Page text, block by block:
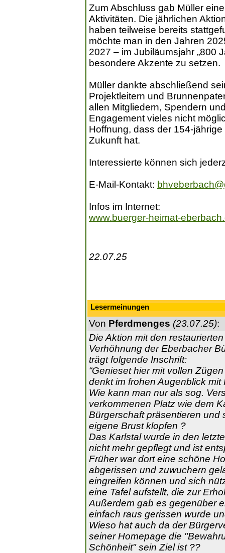
Zum Abschluss gab Müller
Aktivitäten. Die jährlichen
haben teilweise bereits
möchte man in den Jahren
2027 – im Jubiläumsjahr „800
besondere Akzente zu setzen.
Müller dankte abschließend
Projektleitern und
allen Mitgliedern, Spendern
Engagement vieles nicht
Hoffnung, dass der 154-
Zukunft hat.
Interessierte können sich
E-Mail-Kontakt:
Infos im Internet:
www.buerger-heimat-
22.07.25
Lesermeinungen
Von Pferdmenges (23.07.25):
Die Aktion mit den
Verhöhnung der Eberbacher
trägt folgende Inschrift:
“Genieset hier mit vollen
denkt im frohen Augenblick
Wie kann man nur als sog.
verkommenen Platz wie dem
Bürgerschaft präsentieren und
eigene Brust klopfen ?
Das Karlstal wurde in den
nicht mehr gepflegt und ist
Früher war dort eine schöne
abgerissen und zuwuchern
eingreifen können und sich
eine Tafel aufstellt, die zur
Außerdem gab es gegenüber
einfach raus gerissen wurde
Wieso hat auch da der
seiner Homepage die
Schönheit" sein Ziel ist ??